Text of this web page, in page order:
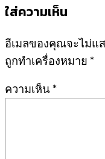
ใส่ความเห็น
อีเมลของคุณจะไม่แ
ถูกทำเครื่องหมาย *
ความเห็น *